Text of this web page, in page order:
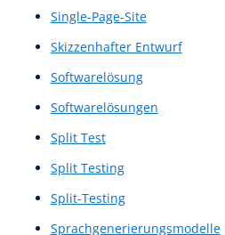
Nutzergruppe
Nutzerinteraktion
Nutzerinteraktionen
Nutzerkontextanalyse
Nutzerpfad